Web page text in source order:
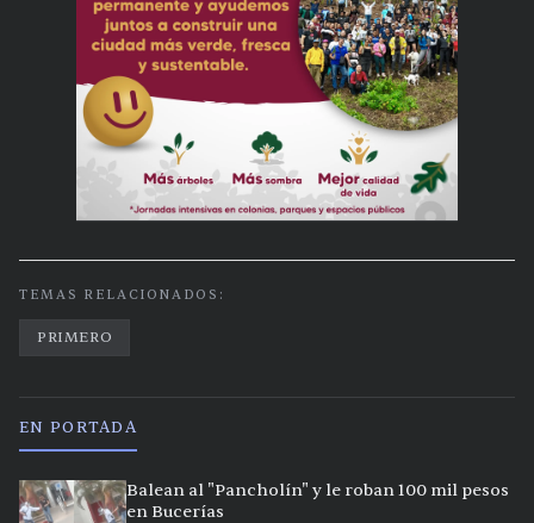
TEMAS RELACIONADOS:
PRIMERO
EN PORTADA
Balean al "Pancholín" y le roban 100 mil pesos
en Bucerías